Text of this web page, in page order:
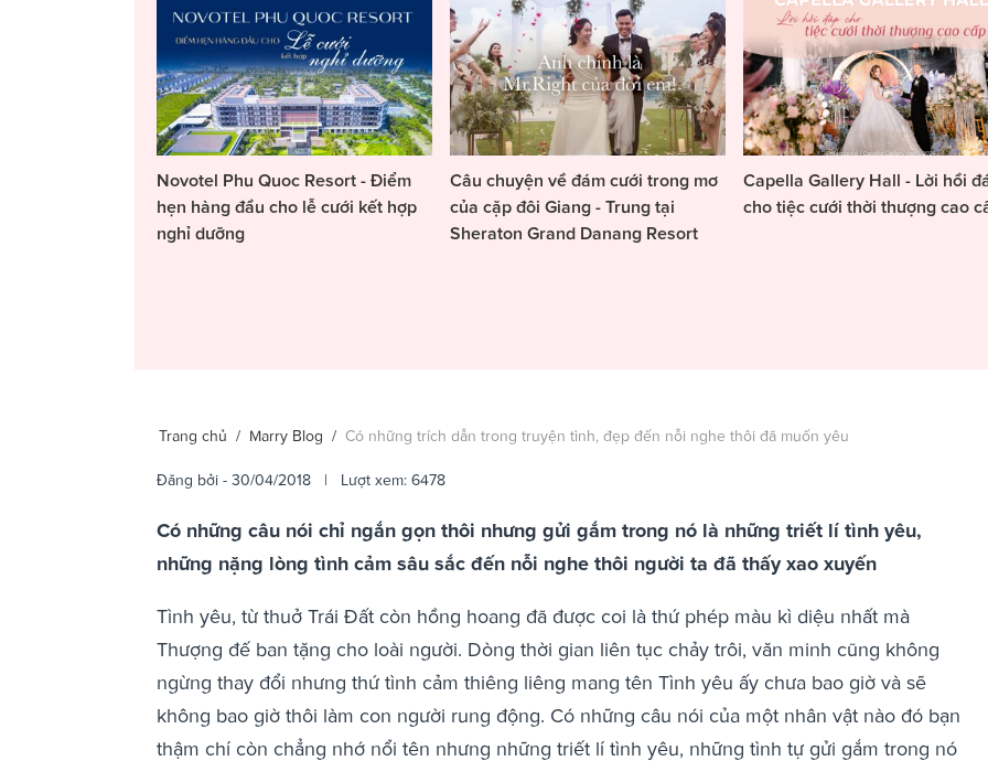
Novotel Phu Quoc Resort - Điểm
hẹn hàng đầu cho lễ cưới kết hợp
nghỉ dưỡng
Câu chuyện về đám cưới trong mơ
của cặp đôi Giang - Trung tại
Sheraton Grand Danang Resort
Capella Gallery Hall - Lời hồi
cho tiệc cưới thời thượng cao
Trang chủ / Marry Blog / Có những trích dẫn trong truyện tình, đẹp đến nỗi nghe thôi đã muốn yêu
Đăng bởi - 30/04/2018 | Lượt xem: 6478
Có những câu nói chỉ ngắn gọn thôi nhưng gửi gắm trong nó là những triết lí tình yêu,
những nặng lòng tình cảm sâu sắc đến nỗi nghe thôi người ta đã thấy xao xuyến
Tình yêu, từ thuở Trái Đất còn hồng hoang đã được coi là thứ phép màu kì diệu nhất mà
Thượng đế ban tặng cho loài người. Dòng thời gian liên tục chảy trôi, văn minh cũng không
ngừng thay đổi nhưng thứ tình cảm thiêng liêng mang tên Tình yêu ấy chưa bao giờ và sẽ
không bao giờ thôi làm con người rung động. Có những câu nói của một nhân vật nào đó bạn
thậm chí còn chẳng nhớ nổi tên nhưng những triết lí tình yêu, những tình tự gửi gắm trong nó